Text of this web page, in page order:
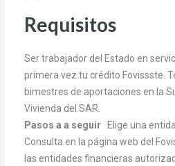
Requisitos
Ser trabajador del Estado en
primera vez tu crédito Fovissste.
bimestres de aportaciones en la
Vivienda del SAR.
Pasos a a seguir Elige una
Consulta en la página web del
las entidades financieras